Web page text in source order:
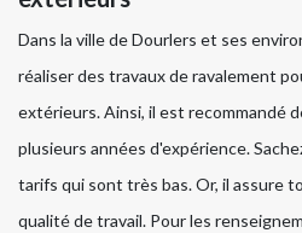
Dans la ville de Dourlers et ses
réaliser des travaux de ravalement
extérieurs. Ainsi, il est recommandé
plusieurs années d'expérience.
tarifs qui sont très bas. Or, il assure
qualité de travail. Pour les